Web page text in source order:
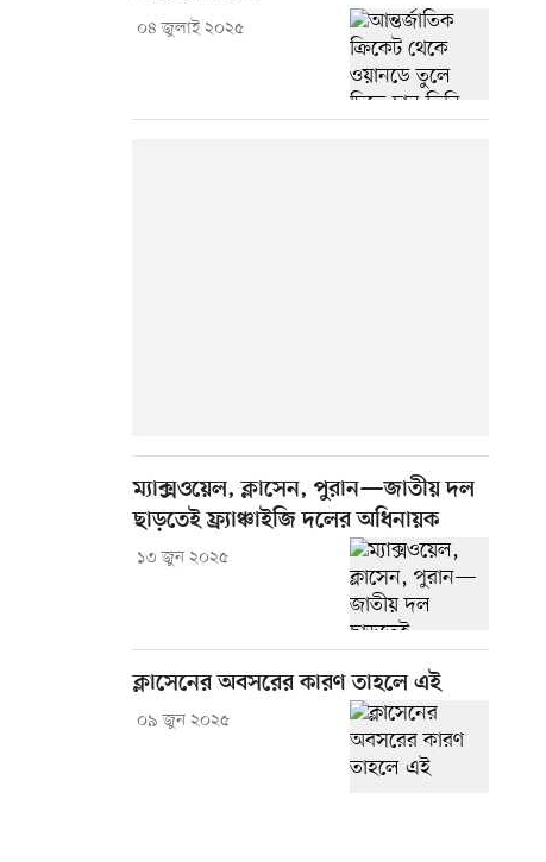
০৪ জুলাই ২০২৫
ম্যাক্সওয়েল, ক্লাসেন, পুরান—জাতীয় দল
ছাড়তেই ফ্র্যাঞ্চাইজি দলের অধিনায়ক
১৩ জুন ২০২৫
ক্লাসেনের অবসরের কারণ তাহলে এই
০৯ জুন ২০২৫